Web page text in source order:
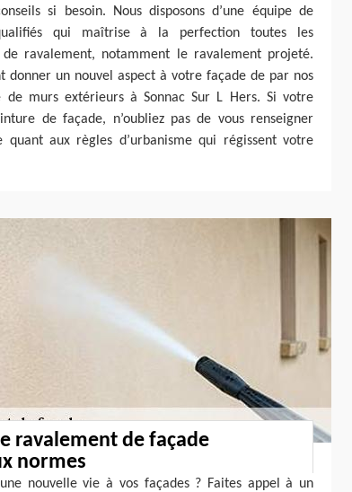
si besoin. Nous disposons d’une équipe de
qui maîtrise à la perfection toutes les
ravalement, notamment le ravalement projeté.
donner un nouvel aspect à votre façade de par nos
de murs extérieurs à Sonnac Sur L Hers. Si votre
de façade, n’oubliez pas de vous renseigner
aux règles d’urbanisme qui régissent votre
ravalement de façade
normes
nouvelle vie à vos façades ? Faites appel à un